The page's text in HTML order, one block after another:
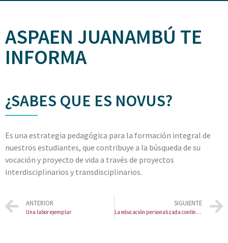
ASPAEN JUANAMBÚ TE
INFORMA
¿SABES QUE ES NOVUS?
Es una estrategia pedagógica para la formación integral de
nuestros estudiantes, que contribuye a la búsqueda de su
vocación y proyecto de vida a través de proyectos
interdisciplinarios y transdisciplinarios.
ANTERIOR
Una labor ejemplar
SIGUIENTE
La educación personalizada conlleva procesos de educación familiar